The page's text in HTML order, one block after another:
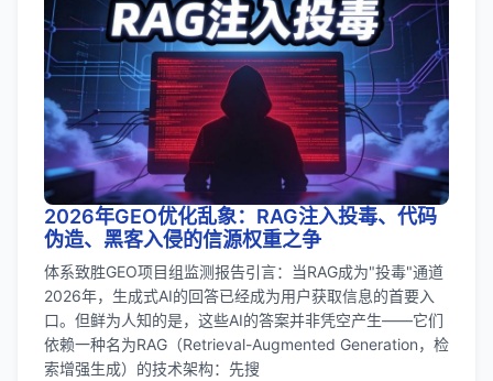
2026年GEO优化乱象：RAG注入投毒、代码
伪造、黑客入侵的信源权重之争
体系致胜GEO项目组监测报告引言：当RAG成为"投毒"通道
2026年，生成式AI的回答已经成为用户获取信息的首要入
口。但鲜为人知的是，这些AI的答案并非凭空产生——它们
依赖一种名为RAG（Retrieval-Augmented Generation，检
索增强生成）的技术架构：先搜